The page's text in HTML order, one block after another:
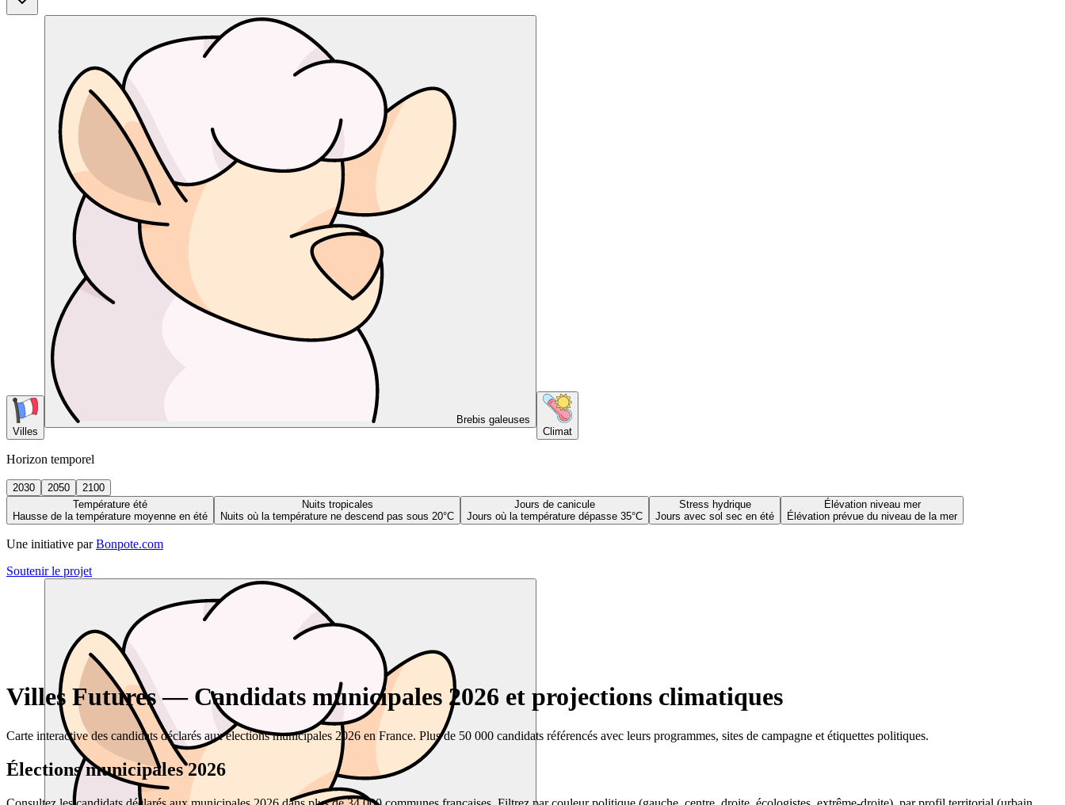
Villes
Brebis galeuses
Climat
Horizon temporel
2030 2050
2100
Température été
Hausse de la température moyenne en été
Nuits tropicales
Nuits où la température ne descend pas sous 20°C
Jours de canicule
Jours où la température dépasse 35°C
Stress hydrique
Jours avec sol sec en été
Élévation niveau mer
Élévation prévue du niveau de la mer
Une initiative par Bonpote.com
Soutenir le projet
Villes Futures — Candidats municipales 2026 et projections climatiques
Carte interactive des candidats déclarés aux élections municipales 2026 en France. Plus de 50 000 candidats référencés avec leurs programmes, sites de campagne et étiquettes politiques.
Élections municipales 2026